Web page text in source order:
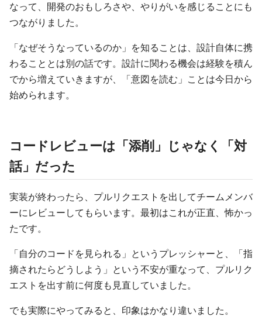
なって、開発のおもしろさや、やりがいを感じることにも
つながりました。
「なぜそうなっているのか」を知ることは、設計自体に携
わることとは別の話です。設計に関わる機会は経験を積ん
でから増えていきますが、「意図を読む」ことは今日から
始められます。
コードレビューは「添削」じゃなく「対
話」だった
実装が終わったら、プルリクエストを出してチームメンバ
ーにレビューしてもらいます。最初はこれが正直、怖かっ
たです。
「自分のコードを見られる」というプレッシャーと、「指
摘されたらどうしよう」という不安が重なって、プルリク
エストを出す前に何度も見直していました。
でも実際にやってみると、印象はかなり違いました。